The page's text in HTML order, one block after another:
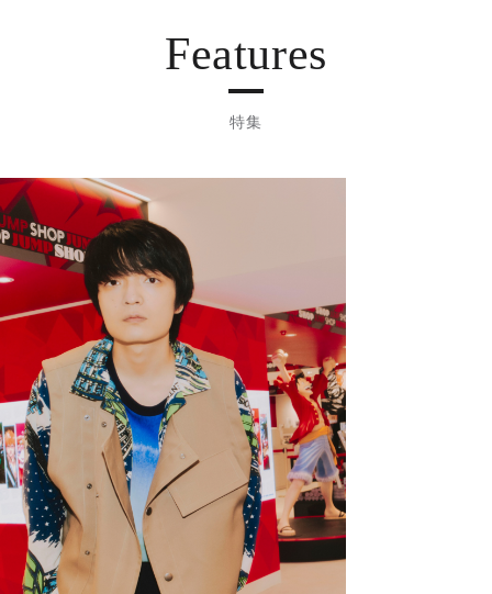
Features
特集